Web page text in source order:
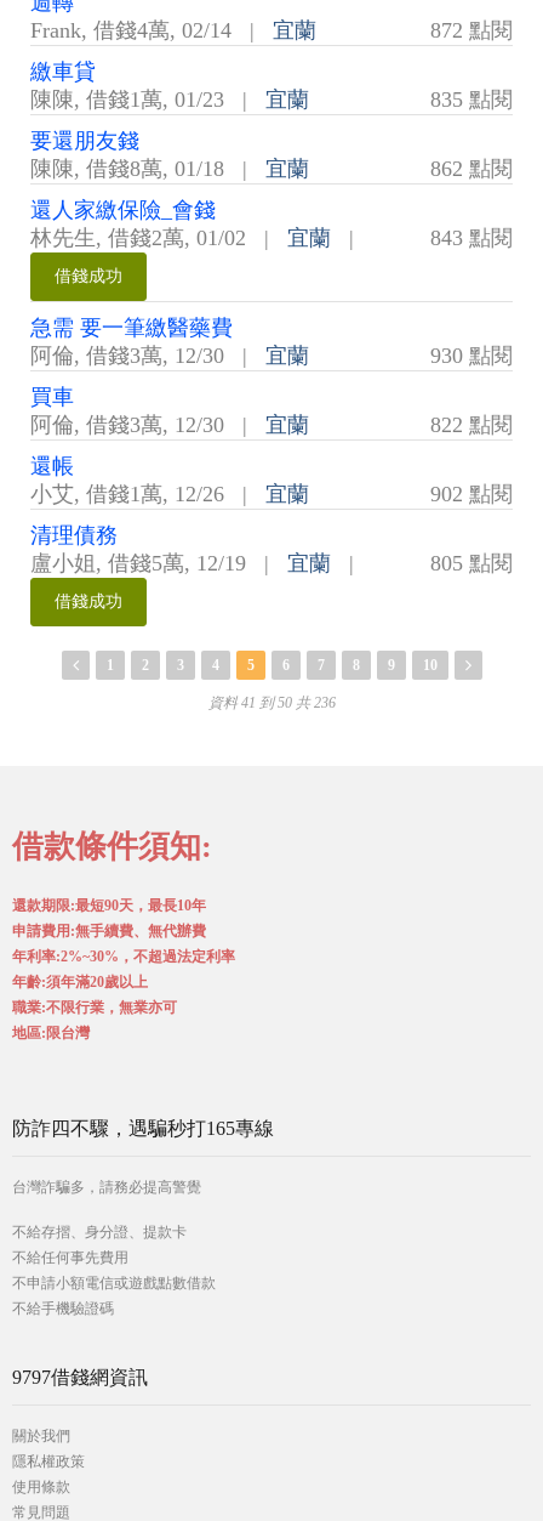
Frank, 借錢4萬, 02/14 | 宜蘭
872 點閱
繳車貸
陳陳, 借錢1萬, 01/23 | 宜蘭
835 點閱
要還朋友錢
陳陳, 借錢8萬, 01/18 | 宜蘭
862 點閱
還人家繳保險_會錢
林先生, 借錢2萬, 01/02 | 宜蘭 843 點閱
|
借錢成功
急需 要一筆繳醫藥費
阿倫, 借錢3萬, 12/30 | 宜蘭
930 點閱
買車
阿倫, 借錢3萬, 12/30 | 宜蘭
822 點閱
還帳
小艾, 借錢1萬, 12/26 | 宜蘭
902 點閱
清理債務
盧小姐 , 借錢5萬, 12/19 | 宜蘭 805 點閱
|
借錢成功
1 2 3 4 5 6 7 8 9 10
資料 41 到 50 共 236
借款條件須知:
還款期限:最短90天，最長10年
申請費用:無手續費、無代辦費
年利率:2%~30%，不超過法定利率
年齡:須年滿20歲以上
職業:不限行業，無業亦可
地區:限台灣
防詐四不驟，遇騙秒打165專線
台灣詐騙多，請務必提高警覺
不給存摺、身分證、提款卡
不給任何事先費用
不申請小額電信或遊戲點數借款
不給手機驗證碼
9797借錢網資訊
關於我們
隱私權政策
使用條款
常見問題